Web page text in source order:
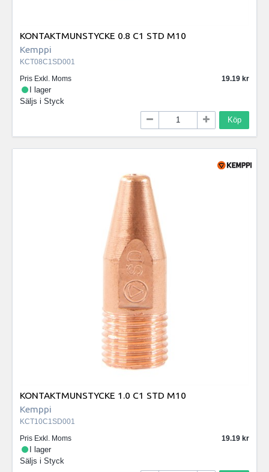
KONTAKTMUNSTYCKE 0.8 C1 STD M10
Kemppi
KCT08C1SD001
Pris Exkl. Moms
19.19
I lager
Säljs i Styck
Köp
KONTAKTMUNSTYCKE 1.0 C1 STD M10
Kemppi
KCT10C1SD001
Pris Exkl. Moms
19.19
I lager
Säljs i Styck